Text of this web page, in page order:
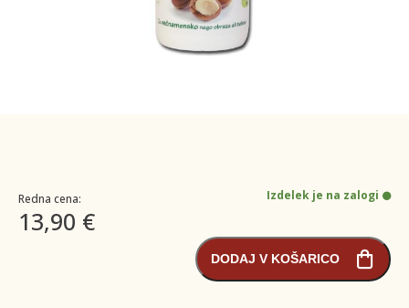
Redna cena:
13,90 €
Izdelek je na zalogi
DODAJ V KOŠARICO